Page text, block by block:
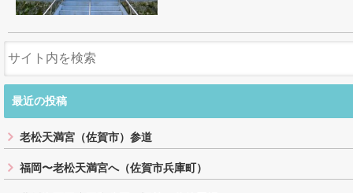
最近の投稿
老松天満宮（佐賀市）参道
福岡〜老松天満宮へ（佐賀市兵庫町）